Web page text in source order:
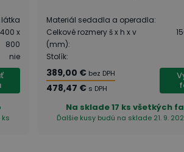
látka
x
800
nie
ks
Materiál sedadla a operadla:
Celkové rozmery š x h x v
(mm):
Stolík:
389,00 € bez DPH
478,47 € s DPH
Na sklade17 ks všetkých
Ďalšie kusy budú na sklade 21. 9.